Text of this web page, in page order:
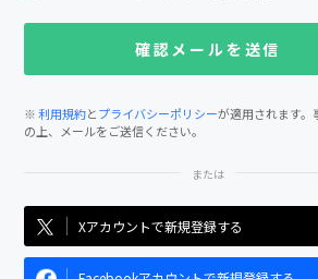
書籍・雑誌出版 ア
ソーシャルグッド ビ
※利用規約とプライバシーポリシーが適用されます。
の上、メールをご送信ください。
Xアカウントで新規登録する